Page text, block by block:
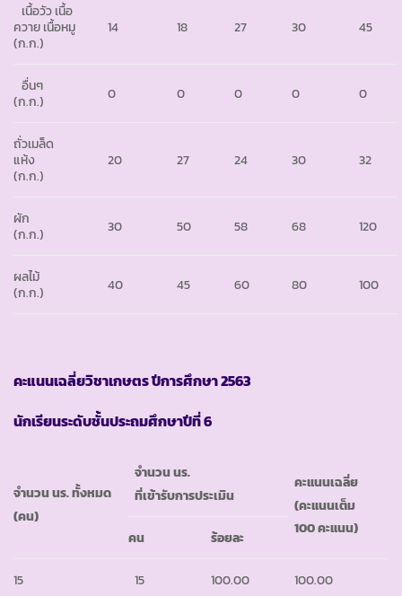
เนื้อวัว เนื้อ
ควาย เนื้อหมู
(ก.ก.)
14 18 27 30 45
อื่นๆ
(ก.ก.)
0 0 0 0 0
ถั่วเมล็ด
แห้ง
(ก.ก.)
20 27 24 30 32
ผัก
(ก.ก.)
30 50 58 68 120
ผลไม้
(ก.ก.)
40 45 60 80 100
คะแนนเฉลี่ยวิชาเกษตร ปีการศึกษา2563
นักเรียนระดับชั้นประถมศึกษาปีที่ 6
จำนวน นร. ทั้งหมด
(คน)
จำนวน นร.
ที่เข้ารับการประเมิน
คะแนนเฉลี่ย
(คะแนนเต็ม
100 คะแนน)
คน ร้อยละ
15 15 100.00 100.00